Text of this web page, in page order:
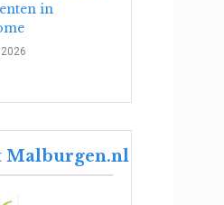
in
Malburgen.nl